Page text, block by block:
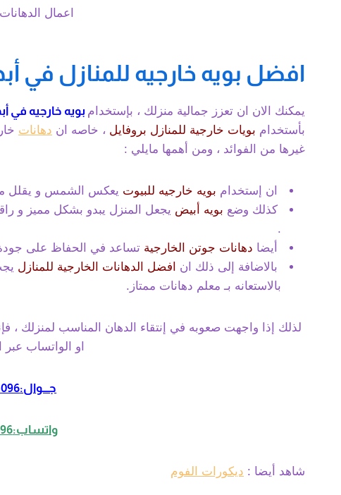
اعمال
افضل بويه خارجيه للمنازل في
يمكنك الان ان تعزز جمالية منزلك ، بإستخدام بويه خارجيه في
بأستخدام بويات خارجية للمنازل بروفايل ، خاصه ان دهانات
غيرها من الفوائد ، ومن أهمها مايلي :
ان إستخدام بويه خارجيه للبيوت يعكس الشمس و يقلل
كذلك وضع بويه أبيض يجعل المنزل يبدو بشكل مميز و
.
أيضا دهانات جوتن الخارجية تساعد في الحفاظ على
بالاضافة إلى ذلك ان افضل الدهانات الخارجية للمنازل
بالاستعانه بـ معلم دهانات ممتاز.
لذلك إذا واجهت صعوبه في إنتقاء الدهان المناسب لمنزلك ،
او الواتساب عبر
جـــوال:0508385096
واتساب:508385096
شاهد أيضا : ديكورات الفوم